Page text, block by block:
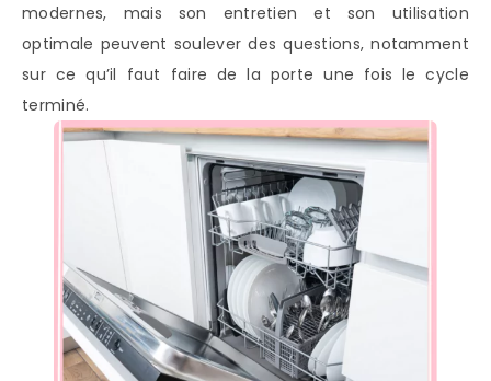
modernes, mais son entretien et son utilisation
optimale peuvent soulever des questions, notamment
sur ce qu’il faut faire de la porte une fois le cycle
terminé.